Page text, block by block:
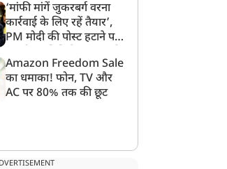
‘मांफी मांगें जुकरबर्ग वरना
कार्रवाई के लिए रहें तैयार’,
PM मोदी की पोस्ट हटाने पर
लगाई फटकार
Amazon Freedom Sale
का धमाका! फोन, TV और
AC पर 80% तक की छूट